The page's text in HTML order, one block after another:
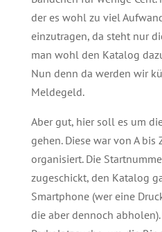
der es wohl zu viel
einzutragen, da steht nur
man wohl den Katalog
Nun denn da werden wir
Meldegeld.
Aber gut, hier soll es um
gehen. Diese war von A bis
organisiert. Die
zugeschickt, den Katalog
Smartphone (wer eine
die aber dennoch